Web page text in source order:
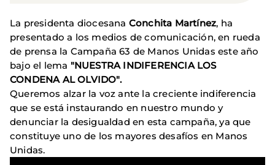
La presidenta diocesana Conchita Martínez, ha
presentado a los medios de comunicación, en rueda
de prensa la Campaña 63 de Manos Unidas este año
bajo el lema "NUESTRA INDIFERENCIA LOS
CONDENA AL OLVIDO".
Queremos alzar la voz ante la creciente indiferencia
que se está instaurando en nuestro mundo y
denunciar la desigualdad en esta campaña, ya que
constituye uno de los mayores desafíos en Manos
Unidas.